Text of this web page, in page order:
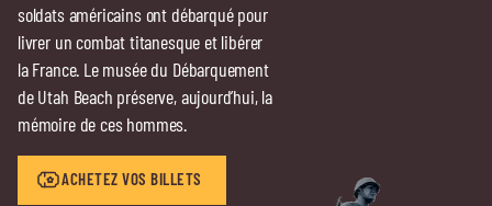
soldats américains ont débarqué pour
livrer un combat titanesque et libérer
la France. Le musée du Débarquement
de Utah Beach préserve, aujourd’hui, la
mémoire de ces hommes.
ACHETEZ VOS BILLETS